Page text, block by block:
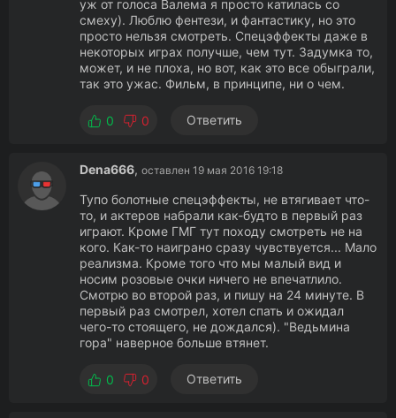
уж от голоса Валема я просто катилась со
смеху). Люблю фентези, и фантастику, но это
просто нельзя смотреть. Спецэффекты даже в
некоторых играх получше, чем тут. Задумка то,
может, и не плоха, но вот, как это все обыграли,
так это ужас. Фильм, в принципе, ни о чем.
0 0 Ответить
Dena666, оставлен 19 мая 2016 19:18
Тупо болотные спецэффекты, не втягивает что-
то, и актеров набрали как-будто в первый раз
играют. Кроме ГМГ тут походу смотреть не на
кого. Как-то наиграно сразу чувствуется... Мало
реализма. Кроме того что мы малый вид и
носим розовые очки ничего не впечатлило.
Смотрю во второй раз, и пишу на 24 минуте. В
первый раз смотрел, хотел спать и ожидал
чего-то стоящего, не дождался). "Ведьмина
гора" наверное больше втянет.
0 0 Ответить